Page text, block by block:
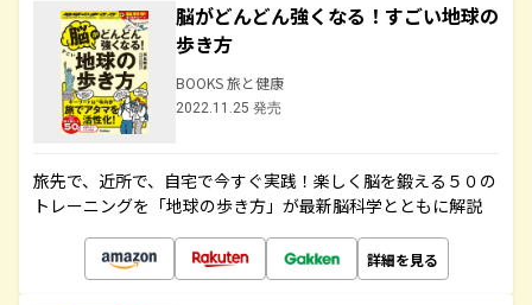
脳がどんどん強くなる！すごい地球の
歩き方
BOOKS 旅と健康
2022.11.25 発売
旅先で、近所で、自宅で今すぐ実践！楽しく脳を鍛える５０の
トレーニングを「地球の歩き方」が最新脳科学とともに解説
詳細を見る